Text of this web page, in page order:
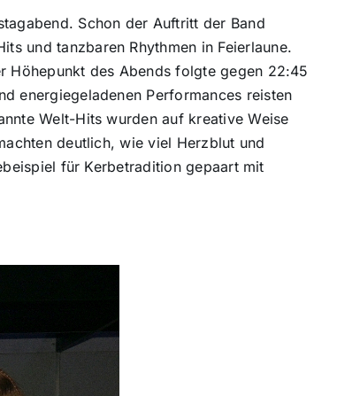
Schon der Auftritt der Band
und tanzbaren Rhythmen in Feierlaune.
Höhepunkt des Abends folgte gegen 22:45
energiegeladenen Performances reisten
Welt-Hits wurden auf kreative Weise
deutlich, wie viel Herzblut und
für Kerbetradition gepaart mit